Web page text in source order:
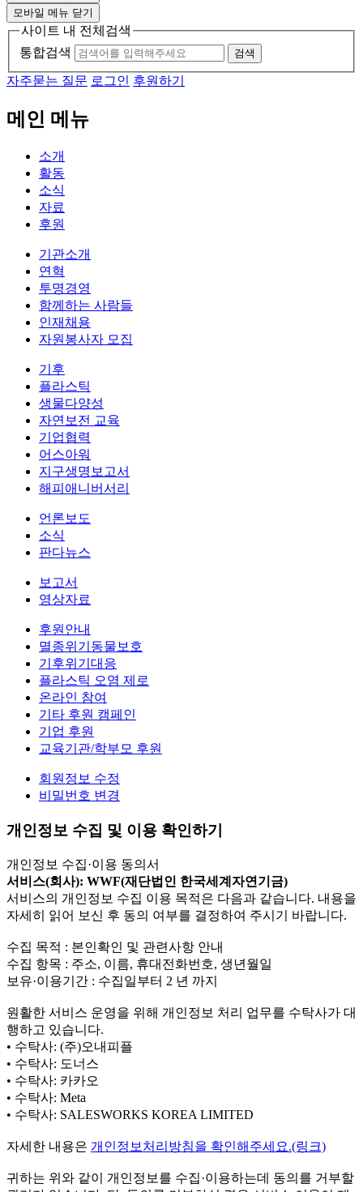
모바일 메뉴 닫기
사이트 내 전체검색
통합검색
검색
자주묻는 질문 로그인 후원하기
메인 메뉴
소개
활동
소식
자료
후원
기관소개
연혁
투명경영
함께하는 사람들
인재채용
자원봉사자 모집
기후
플라스틱
생물다양성
자연보전 교육
기업협력
어스아워
지구생명보고서
해피애니버서리
언론보도
소식
판다뉴스
보고서
영상자료
후원안내
멸종위기동물보호
기후위기대응
플라스틱 오염 제로
온라인 참여
기타 후원 캠페인
기업 후원
교육기관/학부모 후원
회원정보 수정
비밀번호 변경
개인정보 수집 및 이용 확인하기
개인정보 수집·이용 동의서
서비스(회사): WWF(재단법인 한국세계자연기금)
서비스의 개인정보 수집 이용 목적은 다음과 같습니다. 내용을
자세히 읽어 보신 후 동의 여부를 결정하여 주시기 바랍니다.
수집 목적 : 본인확인 및 관련사항 안내
수집 항목 : 주소, 이름, 휴대전화번호, 생년월일
보유·이용기간 : 수집일부터 2 년 까지
원활한 서비스 운영을 위해 개인정보 처리 업무를 수탁사가 대
행하고 있습니다.
• 수탁사: (주)오내피플
• 수탁사: 도너스
• 수탁사: 카카오
• 수탁사: Meta
• 수탁사: SALESWORKS KOREA LIMITED
자세한 내용은 개인정보처리방침을 확인해주세요.(링크)
귀하는 위와 같이 개인정보를 수집·이용하는데 동의를 거부할